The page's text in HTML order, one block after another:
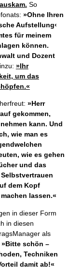
So
»Ohne Ihren
Aufstellung‹
für meinem
können.
und Dozent
»Ihr
um das
»Herr
gekommen,
kann. Und
wie man es
wie es gehen
und das
dem Kopf
lassen.«
in dieser Form
in diesen
als
»Bitte schön –
Techniken
damit ab!«